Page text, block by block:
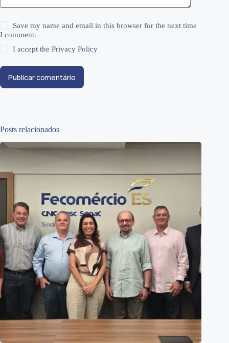
Save my name and email in this browser for the next time
I comment.
I accept thePrivacy Policy
Publicar comentário
Posts relacionados